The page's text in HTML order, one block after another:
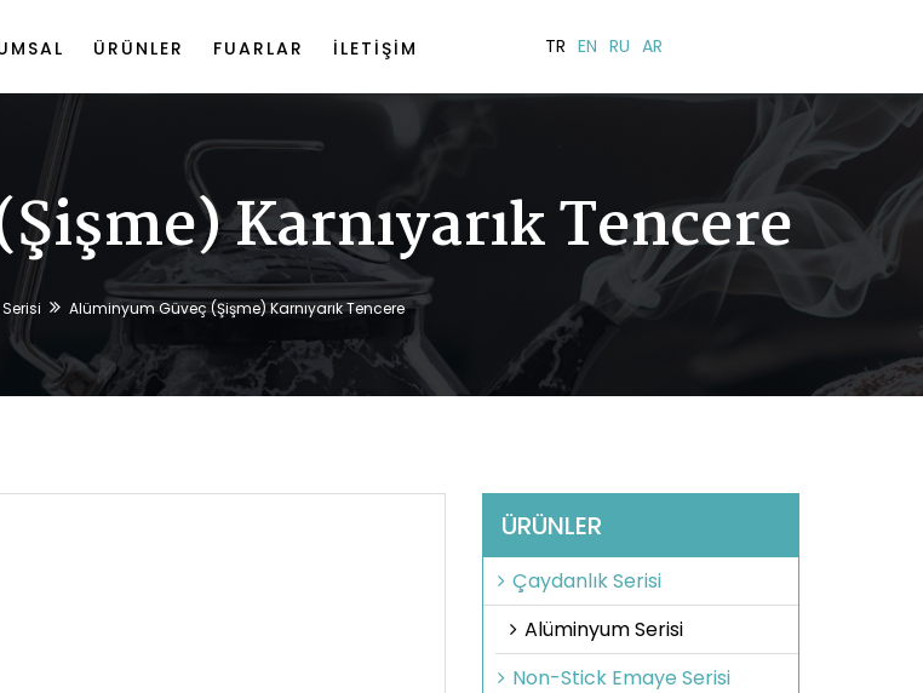
ÜRÜNLER FUARLAR İLETIŞIM TR EN RU AR
Karnıyarık Tencere
Alüminyum Güveç (şişme) Karnıyarık Tencere
ÜRÜNLER
Çaydanlık Serisi
Alüminyum Serisi
Non-Stick Emaye Serisi